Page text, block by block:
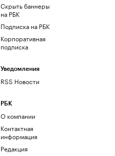
Скрыть баннеры
на РБК
Подписка на РБК
Корпоративная
подписка
Уведомления
RSS Новости
РБК
О компании
Контактная
информация
Редакция